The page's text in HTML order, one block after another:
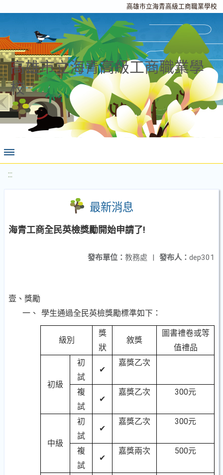
高雄市立海青高級工商職業學校
高雄市立海青高級工商職業學
校
:::
最新消息
海青工商全民英檢獎勵開始申請了!
發布人： dep301
發布單位： 教務處 |
壹、 獎勵
一、
學生通過全民英檢獎勵標準如下：
級別
獎
狀
敘獎
圖書禮卷或等
值禮品
初級
初
試
✔
嘉獎乙次
複
試
✔
嘉獎乙次 300元
中級
初
試
✔
嘉獎乙次 300元
複
試
✔
嘉獎兩次 500元